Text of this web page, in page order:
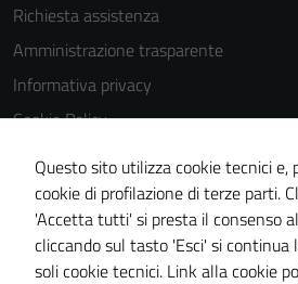
Richiesta assistenza
Amministrazione trasparente
Informativa privacy
Cookie Policy
Note legali
Dichiarazione di accessibilità
Obiettivi di accessibilità
Piano di miglioramento del sito
Questo sito utilizza cookie tecnici e,
cookie di profilazione di terze parti.
'Accetta tutti' si presta il consenso
cliccando sul tasto 'Esci' si continua
soli cookie tecnici. Link alla cookie